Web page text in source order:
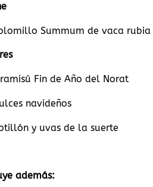
Summum de vaca
Fin de Año del Norat
navideños
y uvas de la suerte
además: